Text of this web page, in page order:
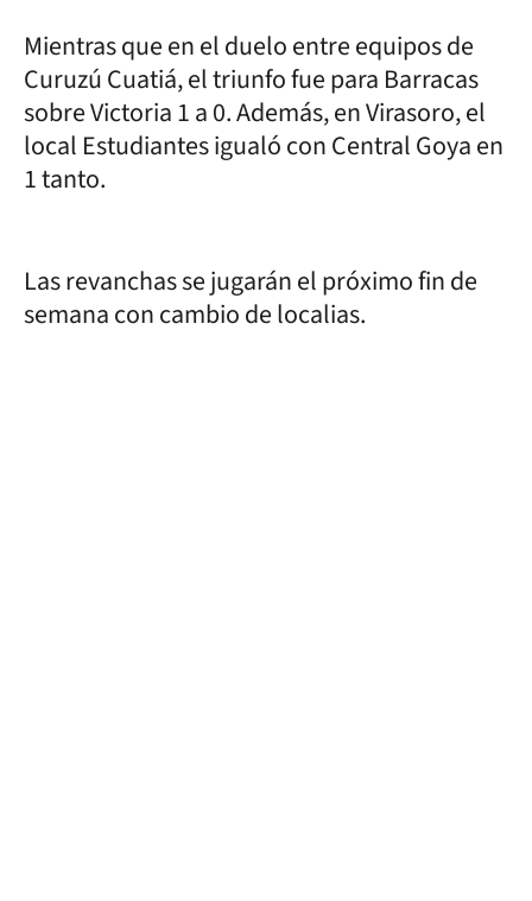
Mientras que en el duelo entre equipos de
Curuzú Cuatiá, el triunfo fue para Barracas
sobre Victoria 1 a 0. Además, en Virasoro, el
local Estudiantes igualó con Central Goya en
1 tanto.
Las revanchas se jugarán el próximo fin de
semana con cambio de localias.